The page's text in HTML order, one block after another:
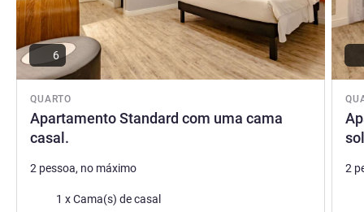
QUARTO
Apartamento Standard com uma cama
casal.
6
2 pessoa, no máximo
Roupa de cama
1 x Cama(s) de casal
2